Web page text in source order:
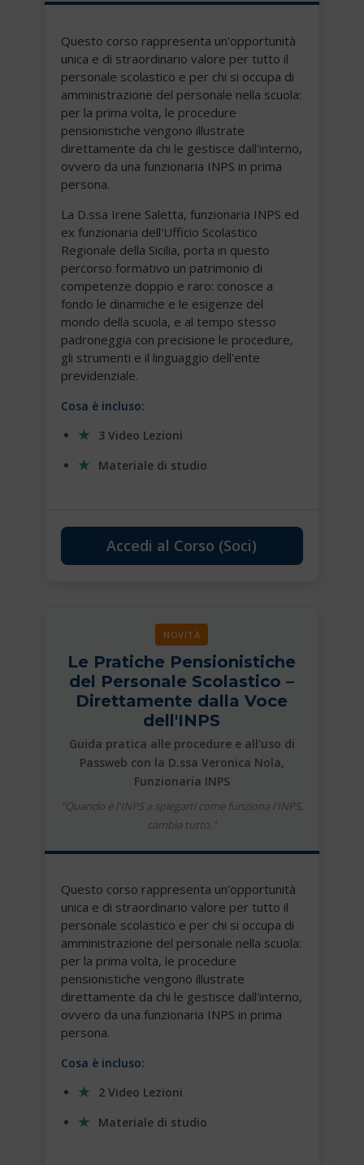
Questo corso rappresenta un'opportunità
unica e di straordinario valore per tutto il
personale scolastico e per chi si occupa di
amministrazione del personale nella scuola:
per la prima volta, le procedure
pensionistiche vengono illustrate
direttamente da chi le gestisce dall'interno,
ovvero da una funzionaria INPS in prima
persona.
La D.ssa Irene Saletta, funzionaria INPS ed
ex funzionaria dell'Ufficio Scolastico
Regionale della Sicilia, porta in questo
percorso formativo un patrimonio di
competenze doppio e raro: conosce a
fondo le dinamiche e le esigenze del
mondo della scuola, e al tempo stesso
padroneggia con precisione le procedure,
gli strumenti e il linguaggio dell'ente
previdenziale.
Cosa è incluso:
3 Video Lezioni
Materiale di studio
Accedi al Corso (Soci)
NOVITÀ
Le Pratiche Pensionistiche
del Personale Scolastico –
Direttamente dalla Voce
dell'INPS
Guida pratica alle procedure e all'uso di
Passweb con la D.ssa Veronica Nola,
Funzionaria INPS
"Quando è l'INPS a spiegarti come funziona l'INPS,
cambia tutto."
Questo corso rappresenta un'opportunità
unica e di straordinario valore per tutto il
personale scolastico e per chi si occupa di
amministrazione del personale nella scuola:
per la prima volta, le procedure
pensionistiche vengono illustrate
direttamente da chi le gestisce dall'interno,
ovvero da una funzionaria INPS in prima
persona.
Cosa è incluso:
2 Video Lezioni
Materiale di studio